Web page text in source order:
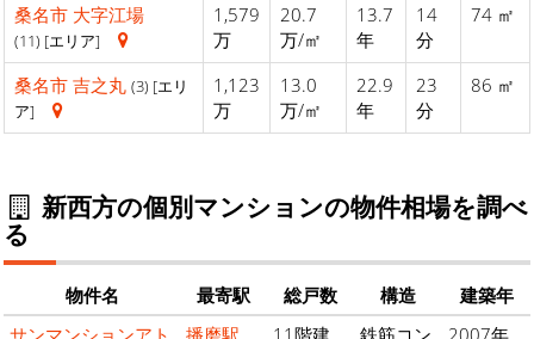
桑名市 大字江場
(11) [エリア]
1,579
万
20.7
万/㎡
13.7
年
14
分
74 ㎡
桑名市 吉之丸 (3) [エリ
ア]
1,123
万
13.0
万/㎡
22.9
年
23
分
86 ㎡
新西方の個別マンションの物件相場を調べ
る
物件名 最寄駅 総戸数 構造
建築年